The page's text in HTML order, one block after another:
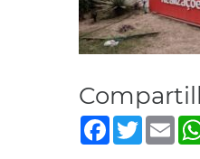
Facebook
Twitter